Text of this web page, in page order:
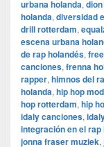
urbana holanda,
holanda, diversidad
drill rotterdam,
escena urbana
de rap holandés,
canciones, frenna
rapper, himnos del
holanda, hip hop
hop rotterdam, hip
idaly canciones,
integración en el rap
jonna fraser muziek,